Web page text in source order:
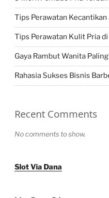
Tips Perawatan
Tips Perawatan Kulit Pria
Gaya Rambut Wanita
Rahasia Sukses Bisnis
Recent Comments
No comments to show.
Slot Via Dana